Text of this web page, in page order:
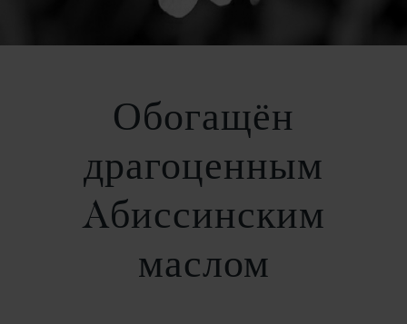
Обогащён
драгоценным
Aбиссинским
маслом